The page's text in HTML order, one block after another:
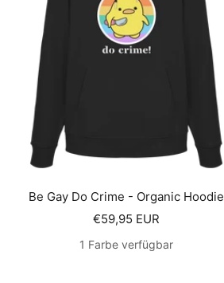
Be Gay Do Crime - Organic Hoodie
Angebotspreis
€59,95 EUR
1 Farbe verfügbar